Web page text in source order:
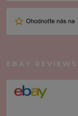
EBAY REVIEWS